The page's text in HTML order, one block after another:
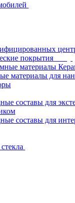
покрытия
материалы
материалы для
составы для
составы для